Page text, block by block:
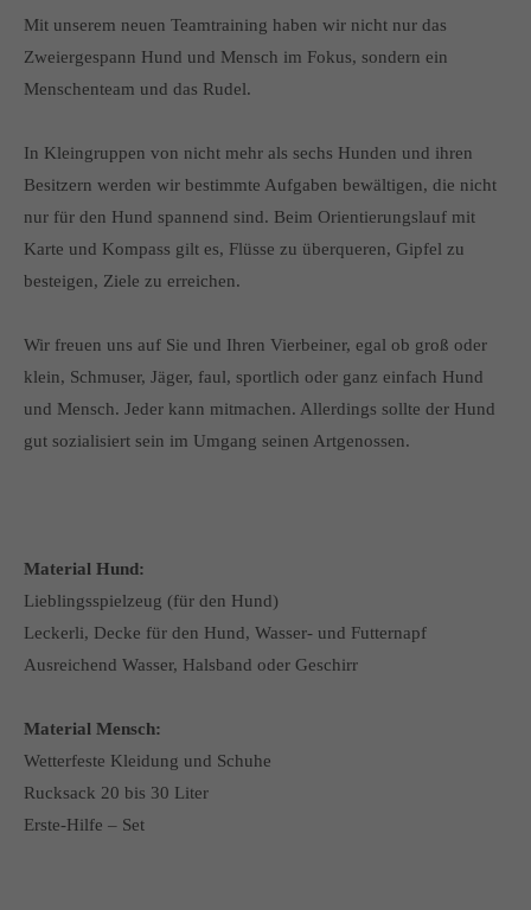
Mit unserem neuen Teamtraining haben wir nicht nur das
Zweiergespann Hund und Mensch im Fokus, sondern ein
Menschenteam und das Rudel.
In Kleingruppen von nicht mehr als sechs Hunden und ihren
Besitzern werden wir bestimmte Aufgaben bewältigen, die nicht
nur für den Hund spannend sind. Beim Orientierungslauf mit
Karte und Kompass gilt es, Flüsse zu überqueren, Gipfel zu
besteigen, Ziele zu erreichen.
Wir freuen uns auf Sie und Ihren Vierbeiner, egal ob groß oder
klein, Schmuser, Jäger, faul, sportlich oder ganz einfach Hund
und Mensch. Jeder kann mitmachen. Allerdings sollte der Hund
gut sozialisiert sein im Umgang seinen Artgenossen.
Material Hund:
Lieblingsspielzeug (für den Hund)
Leckerli, Decke für den Hund, Wasser- und Futternapf
Ausreichend Wasser, Halsband oder Geschirr
Material Mensch:
Wetterfeste Kleidung und Schuhe
Rucksack 20 bis 30 Liter
Erste-Hilfe – Set